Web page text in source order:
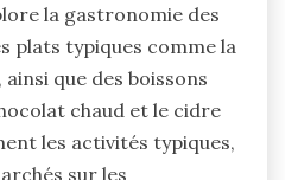
la gastronomie des
plats typiques comme la
que des boissons
chaud et le cidre
les activités typiques,
sur les